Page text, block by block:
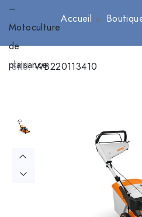
Accueil
SKU:WB220113410